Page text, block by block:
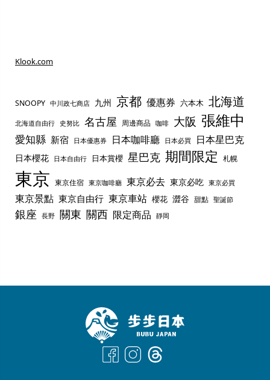
Klook.com
SNOOPY 中川政七商店 九州 京都 優惠券 六本木 北海道
北海道自由行 史努比 名古屋 周邊商品 咖啡 大阪 張維中
愛知縣 新宿 日本優惠券 日本咖啡廳 日本必買 日本星巴克
日本櫻花 日本自由行 日本賞櫻 星巴克 期間限定 札幌
東京 東京住宿 東京咖啡廳 東京必去 東京必吃 東京必買
東京景點 東京自由行 東京車站 櫻花 澀谷 甜點 聖誕節
銀座 長野 關東 關西 限定商品 靜岡